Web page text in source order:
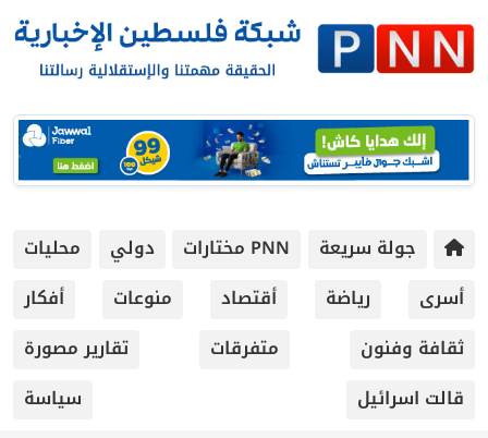
جولة سريعة PNN مختارات دولي
محليات
أسرى
رياضة أقتصاد منوعات
أفكار
ثقافة وفنون
متفرقات
تقارير مصورة
قالت اسرائيل
سياسة